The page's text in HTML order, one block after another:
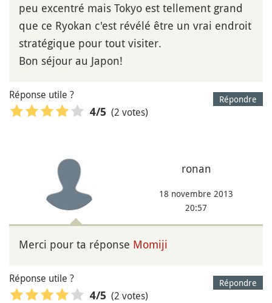
peu excentré mais Tokyo est tellement grand
que ce Ryokan c'est révélé être un vrai endroit
stratégique pour tout visiter.
Bon séjour au Japon!
Répondre
Réponse utile ?
4/5 (2 votes)
ronan
18 novembre 2013
20:57
Merci pour ta réponse Momiji
Répondre
Réponse utile ?
4/5 (2 votes)